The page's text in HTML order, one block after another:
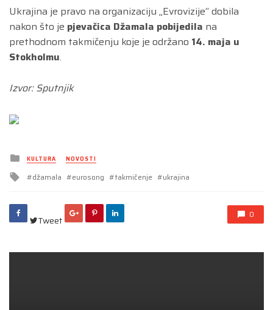
Ukrajina je pravo na organizaciju „Evrovizije“ dobila
nakon što je pjevačica Džamala pobijedila na
prethodnom takmičenju koje je održano 14. maja u
Stokholmu.
Izvor: Sputnjik
Posted
inKULTURA NOVOSTI
Tagged
džamala eurosong takmičenje ukrajina
Tweet 0